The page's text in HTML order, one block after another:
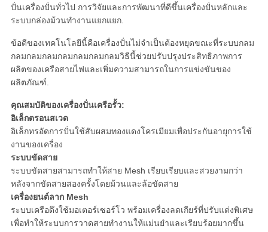
ปั่นเครื่องปั่นทั่วไป การวิจัยและการพัฒนาที่ดีขึ้นเครื่องปั่นหลักและ
ระบบกล่องม้วนทํางานแยกแยก.
ข้อดีของเทคโนโลยีนี้คือเครื่องปั่นไม่จําเป็นต้องหยุดขณะที่ระบบกลม
กลมกลมกลมกลมกลมกลมกลมวิธีนี้ช่วยปรับปรุงประสิทธิภาพการ
ผลิตของเครือสายไฟและเพิ่มความสามารถในการแข่งขันของ
ผลิตภัณฑ์.
คุณสมบัติของเครื่องปั่นเครือรั้ว:
อิเล็กตรอนสเวด
อิเล็กทรอัดการปั่นใช้สับผสมทองแดงโครเมียมเพื่อประกันอายุการใช้
งานของเครื่อง
ระบบขัดสาย
ระบบขัดสายสามารถทําให้สาย Mesh เรียบเรียบและสวยงามกว่า
หลังจากขัดสายสองครั้งโดยม้วนและล้อขัดสาย
เครื่องยนต์ลาก Mesh
ระบบเครือดึงใช้มอเตอร์เซอร์โว พร้อมเครื่องลดเกียร์ที่ปรับแต่งพิเศษ
เพื่อทําให้ระบบการวาดสายทํางานให้แม่นยําและเรียบร้อยมากขึ้น